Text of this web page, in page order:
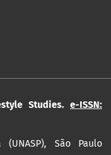
Studies. e-ISSN:
São Paulo